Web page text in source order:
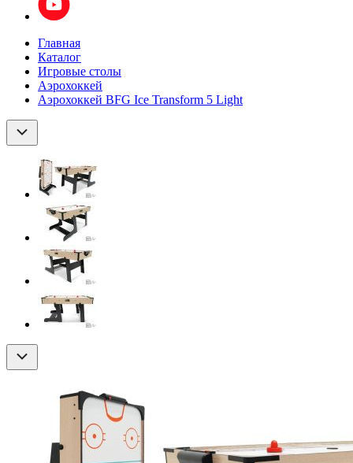
Главная
Каталог
Игровые столы
Аэрохоккей
Аэрохоккей BFG Ice Transform 5 Light